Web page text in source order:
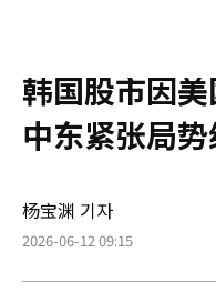
韩国股市因
中东紧张局
杨宝渊 기자
2026-06-12 09:15